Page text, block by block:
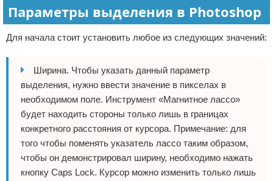
Параметры выделения в Photoshop
Для начала стоит установить любое из следующих значений:
Ширина. Чтобы указать данный параметр
выделения, нужно ввести значение в пикселах в
необходимом поле. Инструмент «Магнитное лассо»
будет находить стороны только лишь в границах
конкретного расстояния от курсора. Примечание: для
того чтобы поменять указатель лассо таким образом,
чтобы он демонстрировал ширину, необходимо нажать
кнопку Caps Lock. Курсор можно изменить только лишь